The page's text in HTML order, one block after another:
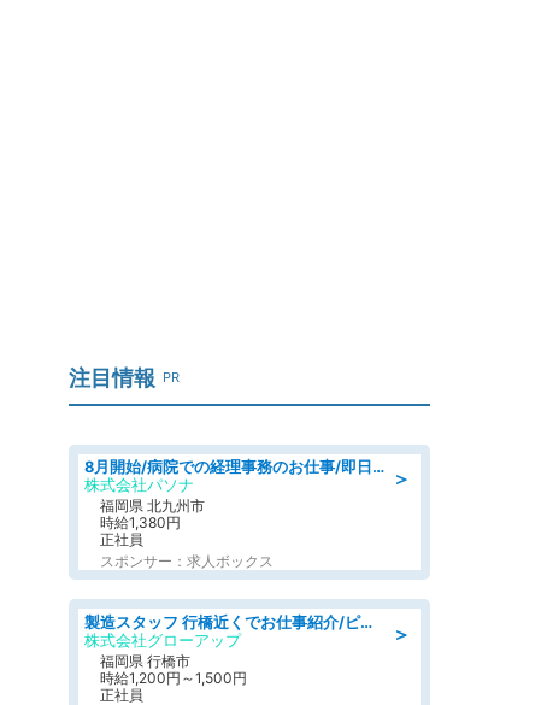
注目情報 PR
＞
8月開始/病院での経理事務のお仕事/即日勤務可/車通勤可/経理/一般事務
株式会社パソナ
福岡県 北九州市
時給1,380円
正社員
スポンサー：求人ボックス
＞
製造スタッフ 行橋近くでお仕事紹介/ピッキング·組立·検査·リフトなど
株式会社グローアップ
福岡県 行橋市
時給1,200円～1,500円
正社員